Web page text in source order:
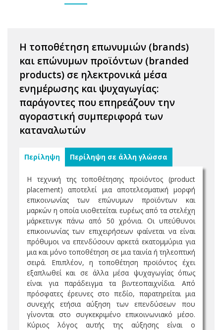
Η τοποθέτηση επωνυμιών (brands)
και επώνυμων προϊόντων (branded
products) σε ηλεκτρονικά μέσα
ενημέρωσης και ψυχαγωγίας:
παράγοντες που επηρεάζουν την
αγοραστική συμπεριφορά των
καταναλωτών
Περίληψη Περίληψη σε άλλη γλώσσα
Η τεχνική της τοποθέτησης προϊόντος (product
placement) αποτελεί μια αποτελεσματική μορφή
επικοινωνίας των επώνυμων προϊόντων και
μαρκών η οποία υιοθετείται ευρέως από τα στελέχη
μάρκετινγκ πάνω από 50 χρόνια. Οι υπεύθυνοι
επικοινωνίας των επιχειρήσεων φαίνεται να είναι
πρόθυμοι να επενδύσουν αρκετά εκατομμύρια για
μια και μόνο τοποθέτηση σε μια ταινία ή τηλεοπτική
σειρά. Επιπλέον, η τοποθέτηση προϊόντος έχει
εξαπλωθεί και σε άλλα μέσα ψυχαγωγίας όπως
είναι για παράδειγμα τα βιντεοπαιχνίδια. Από
πρόσφατες έρευνες στο πεδίο, παρατηρείται μια
συνεχής ετήσια αύξηση των επενδύσεων που
γίνονται στο συγκεκριμένο επικοινωνιακό μέσο.
Κύριος λόγος αυτής της αύξησης είναι ο